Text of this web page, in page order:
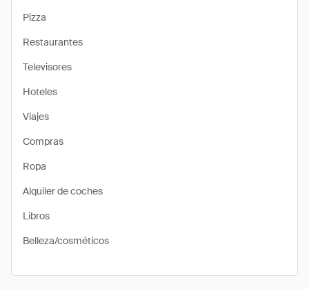
Pizza
Restaurantes
Televisores
Hoteles
Viajes
Compras
Ropa
Alquiler de coches
Libros
Belleza/cosméticos